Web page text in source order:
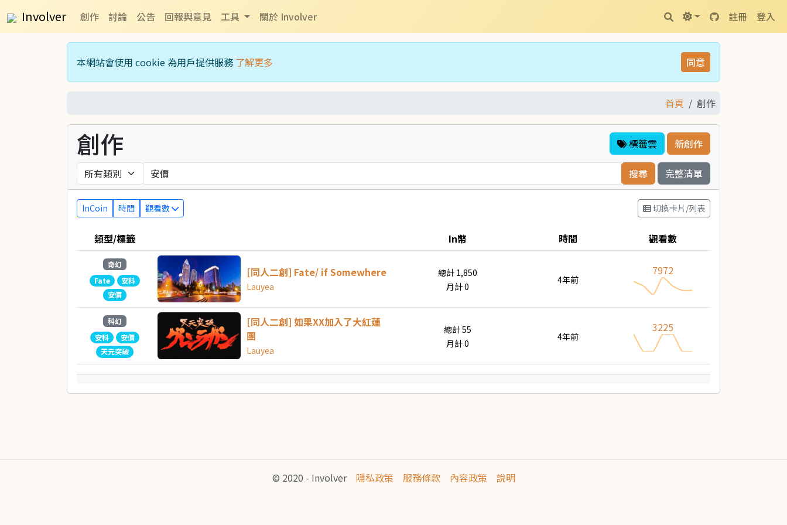
Involver 註冊 登入
創作 討論 公告 回報與意見 工具 關於 Involver
本網站會使用 cookie 為用戶提供服務 了解更多 同意
首頁 創作
創作 標籤雲 新創作
完整清單
InCoin 時間 觀看數 切換卡片/列表
類型/標籤 In幣 時間 觀看數
奇幻
Fate
安科
安價
[同人二創] Fate/ if Somewhere
Lauyea
總計 1,850
月計 0
4年前
7972
科幻
安科
安價
天元突破
[同人二創] 如果XX加入了大紅蓮
團
Lauyea
總計 55
月計 0
4年前
3225
© 2020 - Involver 隱私政策 服務條款 內容政策 說明